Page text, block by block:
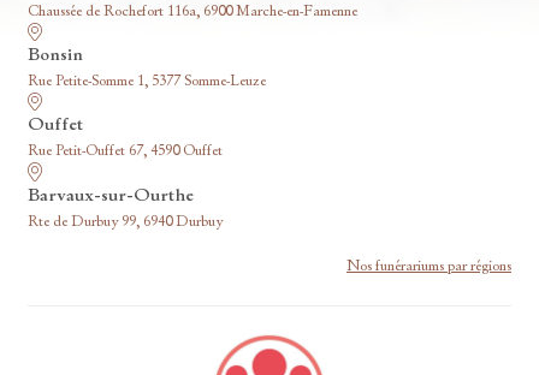
Chaussée de Rochefort 116a, 6900 Marche-en-Famenne
Bonsin
Rue Petite-Somme 1, 5377 Somme-Leuze
Ouffet
Rue Petit-Ouffet 67, 4590 Ouffet
Barvaux-sur-Ourthe
Rte de Durbuy 99, 6940 Durbuy
Nos funérariums par régions